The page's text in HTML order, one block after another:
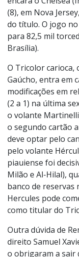
Único time
Clubes da Fifa,
encara o Chelsea
(8), em Nova
do título. O jogo no
para 82,5 mil
Brasília).
O Tricolor carioca,
Gaúcho, entra em
modificações em
(2 a 1) na última
o volante
o segundo cartão
deve optar pelo
pelo volante
piauiense foi
Milão e Al-Hilal),
banco de reservas
Hercules pode
como titular do